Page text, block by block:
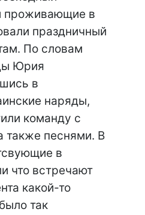
проживающие в
праздничный
По словам
Юрия
в
наряды,
команду с
также песнями. В
в
что встречают
какой-то
так